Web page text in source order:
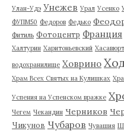
Улан-Удэ Унежев Урал Усенко
ФУПМ50 Федоров Федько
Фитиль Фотоцентр Франция
Халтурин Харитоньевский Хасавюрт
водохранилище Ховрино
Храм Всех Святых на Кулишках
Успения на Успенском вражке
Чегем Чекандин Черников
Чикунов Чубаров Чувашия